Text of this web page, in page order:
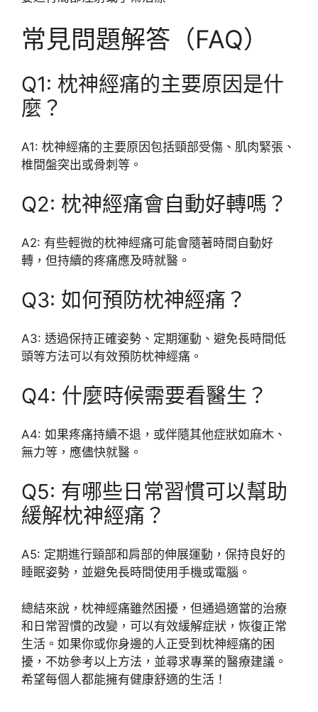
常見問題解答（FAQ）
Q1: 枕神經痛的主要原因是什
麼？
A1: 枕神經痛的主要原因包括頸部受傷、肌肉緊張、
椎間盤突出或骨刺等。
Q2: 枕神經痛會自動好轉嗎？
A2: 有些輕微的枕神經痛可能會隨著時間自動好
轉，但持續的疼痛應及時就醫。
Q3: 如何預防枕神經痛？
A3: 透過保持正確姿勢、定期運動、避免長時間低
頭等方法可以有效預防枕神經痛。
Q4: 什麼時候需要看醫生？
A4: 如果疼痛持續不退，或伴隨其他症狀如麻木、
無力等，應儘快就醫。
Q5: 有哪些日常習慣可以幫助
緩解枕神經痛？
A5: 定期進行頸部和肩部的伸展運動，保持良好的
睡眠姿勢，並避免長時間使用手機或電腦。
總結來說，枕神經痛雖然困擾，但通過適當的治療
和日常習慣的改變，可以有效緩解症狀，恢復正常
生活。如果你或你身邊的人正受到枕神經痛的困
擾，不妨參考以上方法，並尋求專業的醫療建議。
希望每個人都能擁有健康舒適的生活！